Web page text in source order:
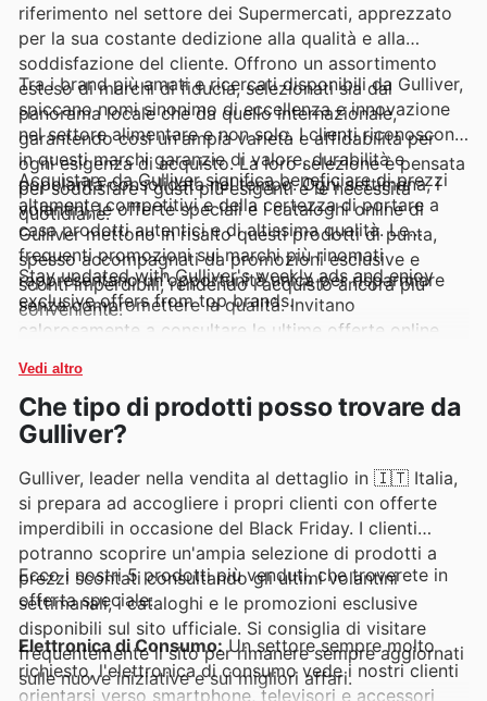
riferimento nel settore dei Supermercati, apprezzato
per la sua costante dedizione alla qualità e alla
soddisfazione del cliente. Offrono un assortimento
esteso di marchi di fiducia, selezionati sia dal
panorama locale che da quello internazionale,
garantendo così un'ampia varietà e affidabilità per
ogni esigenza di acquisto. La loro selezione è pensata
per soddisfare i gusti più esigenti e le necessità
quotidiane.
Tra i brand più amati e ricercati disponibili da Gulliver,
spiccano nomi sinonimo di eccellenza e innovazione
nel settore alimentare e non solo. I clienti riconoscono
in questi marchi garanzie di valore, durabilità e
popolarità consolidata nel tempo. Ogni settimana, i
volantini, le offerte speciali e i cataloghi online di
Gulliver mettono in risalto questi prodotti di punta,
spesso accompagnati da promozioni esclusive e
sconti imperdibili, rendendo l'acquisto ancora più
conveniente.
Acquistare da Gulliver significa beneficiare di prezzi
altamente competitivi e della certezza di portare a
casa prodotti autentici e di altissima qualità. Le
frequenti promozioni sui marchi più rinomati
rappresentano un'opportunità unica per risparmiare
senza compromettere la qualità. Invitano
calorosamente a consultare le ultime offerte online
promozioni a tempo limitato.
Stay updated with Gulliver's weekly ads and enjoy
exclusive offers from top brands.
Vedi altro
Che tipo di prodotti posso trovare da
Gulliver?
Gulliver, leader nella vendita al dettaglio in 🇮🇹 Italia,
si prepara ad accogliere i propri clienti con offerte
imperdibili in occasione del Black Friday. I clienti
potranno scoprire un'ampia selezione di prodotti a
prezzi scontati consultando gli ultimi volantini
settimanali, i cataloghi e le promozioni esclusive
disponibili sul sito ufficiale. Si consiglia di visitare
frequentemente il sito per rimanere sempre aggiornati
sulle nuove iniziative e sui migliori affari.
Ecco i nostri 5 prodotti più venduti, che troverete in
offerta speciale:
Elettronica di Consumo:Un settore sempre molto
richiesto, l'elettronica di consumo vede i nostri clienti
orientarsi verso smartphone, televisori e accessori